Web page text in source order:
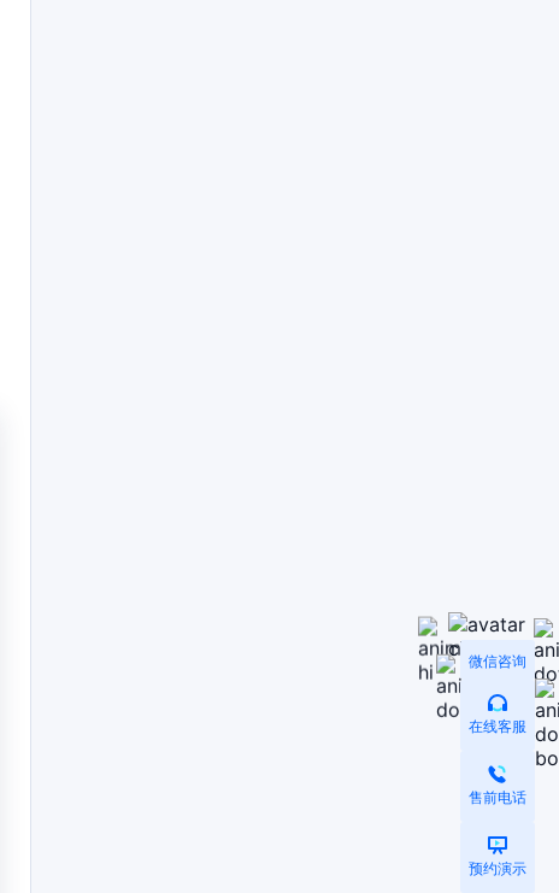
微信咨询
在线客服
售前电话
预约演示